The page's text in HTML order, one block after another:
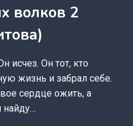
волков 2
исчез. Он тот, кто
жизнь и забрал себе.
сердце ожить, а
найду…